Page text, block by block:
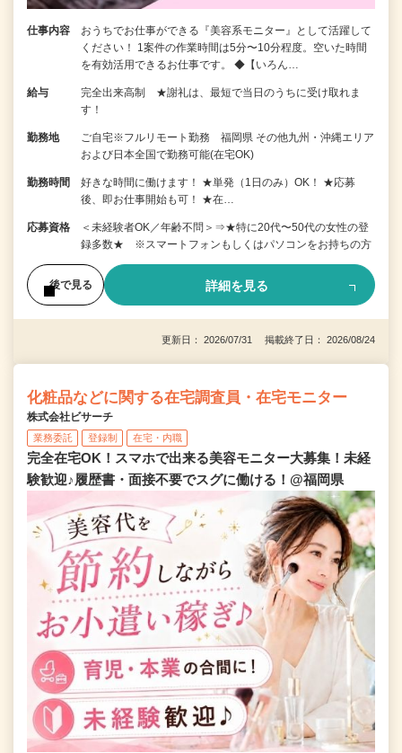
仕事内容
おうちでお仕事ができる『美容系モニター』として活躍して
ください！ 1案件の作業時間は5分〜10分程度。空いた時間
を有効活用できるお仕事です。 ◆【いろん…
給与
完全出来高制 ★謝礼は、最短で当日のうちに受け取れま
す！
勤務地
ご自宅※フルリモート勤務 福岡県 その他九州・沖縄エリア
および日本全国で勤務可能(在宅OK)
勤務時間
好きな時間に働けます！ ★単発（1日のみ）OK！ ★応募
後、即お仕事開始も可！ ★在…
応募資格
＜未経験者OK／年齢不問＞⇒★特に20代〜50代の女性の登
録多数★ ※スマートフォンもしくはパソコンをお持ちの方
後で見る 詳細を見る
更新日： 2026/07/31 掲載終了日： 2026/08/24
化粧品などに関する在宅調査員・在宅モニター
株式会社ビサーチ
業務委託 登録制 在宅・内職
完全在宅OK！スマホで出来る美容モニター大募集！未経
験歓迎♪履歴書・面接不要でスグに働ける！@福岡県